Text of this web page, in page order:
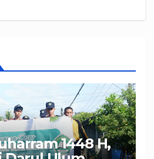
1448 H,